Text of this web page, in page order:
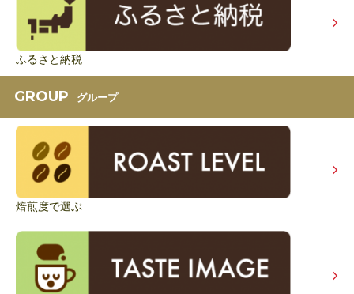
ふるさと納税
GROUP グループ
焙煎度で選ぶ